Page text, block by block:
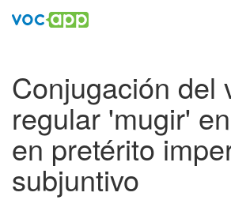
Conjugación del
regular 'mugir'
en pretérito
subjuntivo